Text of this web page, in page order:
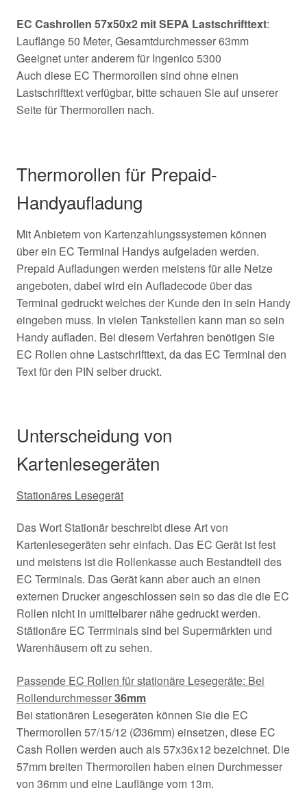
EC Cashrollen 57x50x2 mit SEPA Lastschrifttext:
Lauflänge 50 Meter, Gesamtdurchmesser 63mm
Geeignet unter anderem für Ingenico 5300
Auch diese EC Thermorollen sind ohne einen
Lastschrifttext verfügbar, bitte schauen Sie auf unserer
Seite für Thermorollen nach.
Thermorollen für Prepaid-
Handyaufladung
Mit Anbietern von Kartenzahlungssystemen können
über ein EC Terminal Handys aufgeladen werden.
Prepaid Aufladungen werden meistens für alle Netze
angeboten, dabei wird ein Aufladecode über das
Terminal gedruckt welches der Kunde den in sein Handy
eingeben muss. In vielen Tankstellen kann man so sein
Handy aufladen. Bei diesem Verfahren benötigen Sie
EC Rollen ohne Lastschrifttext, da das EC Terminal den
Text für den PIN selber druckt.
Unterscheidung von
Kartenlesegeräten
Stationäres Lesegerät
Das Wort Stationär beschreibt diese Art von
Kartenlesegeräten sehr einfach. Das EC Gerät ist fest
und meistens ist die Rollenkasse auch Bestandteil des
EC Terminals. Das Gerät kann aber auch an einen
externen Drucker angeschlossen sein so das die die EC
Rollen nicht in umittelbarer nähe gedruckt werden.
Stätionäre EC Terrminals sind bei Supermärkten und
Warenhäusern oft zu sehen.
Passende EC Rollen für stationäre Lesegeräte: Bei
Rollendurchmesser36mm
Bei stationären Lesegeräten können Sie die EC
Thermorollen 57/15/12 (Ø36mm) einsetzen, diese EC
Cash Rollen werden auch als 57x36x12 bezeichnet. Die
57mm breiten Thermorollen haben einen Durchmesser
von 36mm und eine Lauflänge vom 13m.